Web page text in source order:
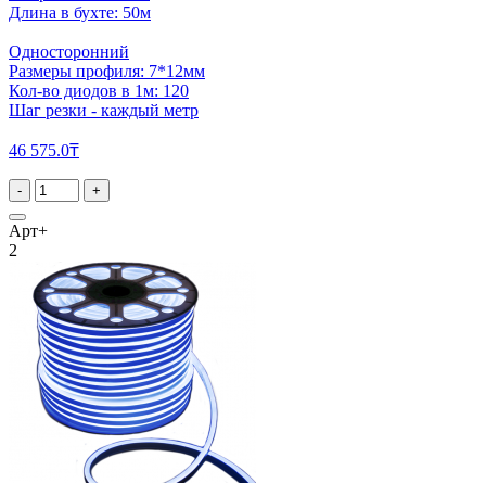
Длина в бухте: 50м
Односторонний
Размеры профиля: 7*12мм
Кол-во диодов в 1м: 120
Шаг резки - каждый метр
46 575.0₸
- +
Арт+
2